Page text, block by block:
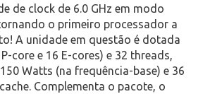
de clock de 6.0 GHz em modo
o primeiro processador a
A unidade em questão é dotada
core e 16 E-cores) e 32 threads,
Watts (na frequência-base) e 36
Complementa o pacote, o